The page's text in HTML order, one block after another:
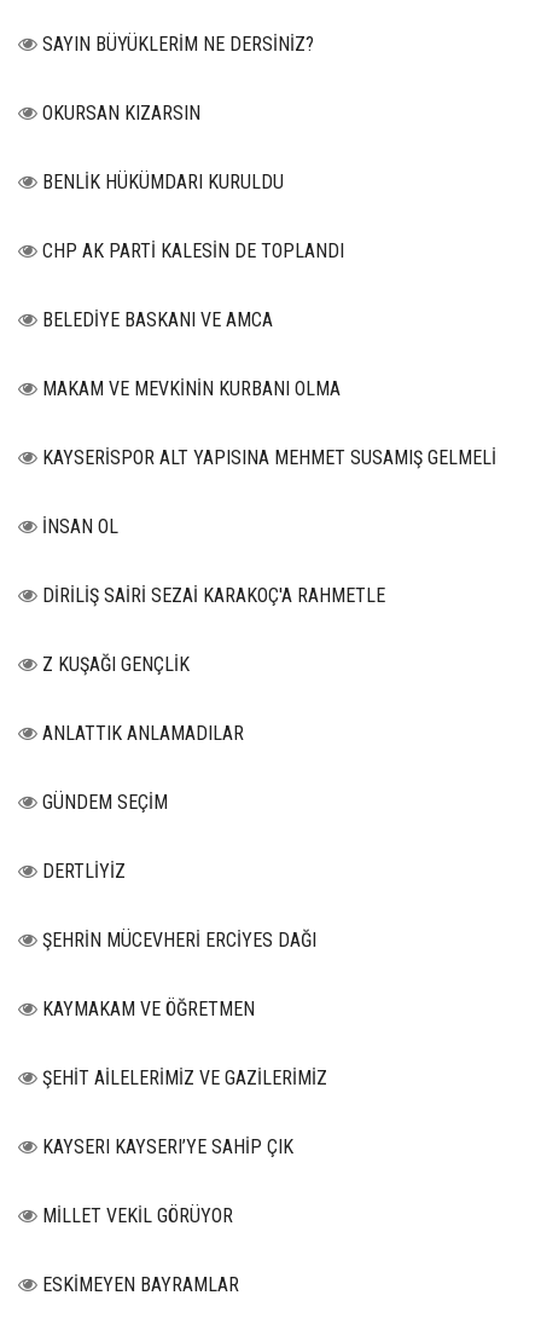
SAYIN BÜYÜKLERİM NE DERSİNİZ?
OKURSAN KIZARSIN
BENLİK HÜKÜMDARI KURULDU
CHP AK PARTİ KALESİN DE TOPLANDI
BELEDİYE BASKANI VE AMCA
MAKAM VE MEVKİNİN KURBANI OLMA
KAYSERİSPOR ALT YAPISINA MEHMET SUSAMIŞ GELMELİ
İNSAN OL
DİRİLİŞ SAİRİ SEZAİ KARAKOÇ'A RAHMETLE
Z KUŞAĞI GENÇLİK
ANLATTIK ANLAMADILAR
GÜNDEM SEÇİM
DERTLİYİZ
ŞEHRİN MÜCEVHERİ ERCİYES DAĞI
KAYMAKAM VE ÖĞRETMEN
ŞEHİT AİLELERİMİZ VE GAZİLERİMİZ
KAYSERI KAYSERI’YE SAHİP ÇIK
MİLLET VEKİL GÖRÜYOR
ESKİMEYEN BAYRAMLAR